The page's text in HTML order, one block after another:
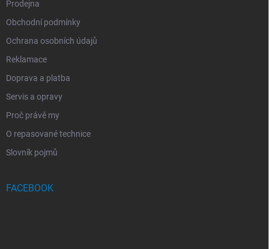
Prodejna
Obchodní podmínky
Ochrana osobních údajů
Reklamace
Doprava a platba
Servis a opravy
Proč právě my
O repasované technice
Slovník pojmů
FACEBOOK